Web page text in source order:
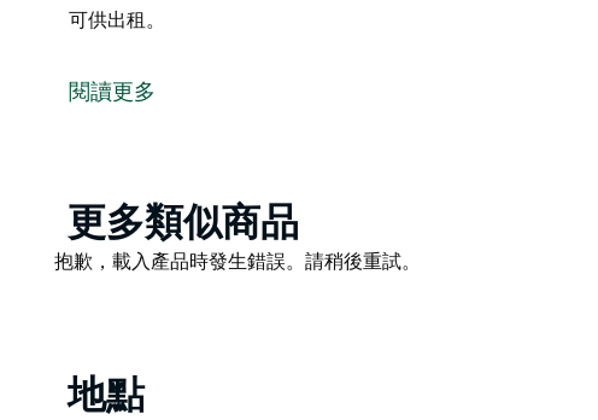
可供出租。
杯。俱樂部內設有中餐廳。每週五提供免費接駁車，但需提前
可供出租。
閱讀更多
Product
List
更多類似商品
Product
抱歉，載入產品時發生錯誤。請稍後重試。
地點